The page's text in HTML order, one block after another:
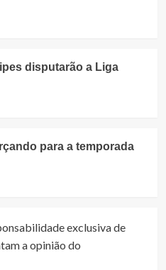
disputarão a Liga
para a temporada
exclusiva de
a opinião do